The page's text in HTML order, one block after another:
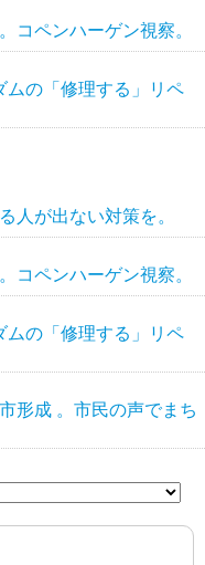
コペンハーゲン視察。
ムの「修理する」リペ
人が出ない対策を。
コペンハーゲン視察。
ムの「修理する」リペ
形成 。市民の声でまち